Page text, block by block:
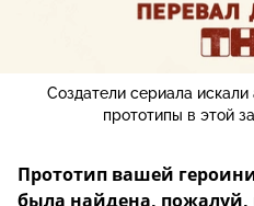
Создатели сериала
прототипы в этой
Прототип вашей
была найдена,